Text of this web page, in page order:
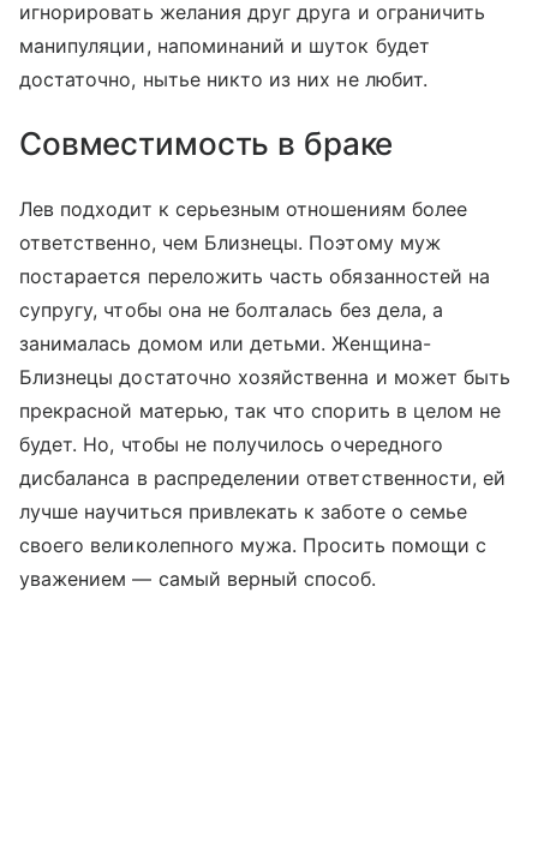
игнорировать желания друг друга и ограничить
манипуляции, напоминаний и шуток будет
достаточно, нытье никто из них не любит.
Совместимость в браке
Лев подходит к серьезным отношениям более
ответственно, чем Близнецы. Поэтому муж
постарается переложить часть обязанностей на
супругу, чтобы она не болталась без дела, а
занималась домом или детьми. Женщина-
Близнецы достаточно хозяйственна и может быть
прекрасной матерью, так что спорить в целом не
будет. Но, чтобы не получилось очередного
дисбаланса в распределении ответственности, ей
лучше научиться привлекать к заботе о семье
своего великолепного мужа. Просить помощи с
уважением — самый верный способ.